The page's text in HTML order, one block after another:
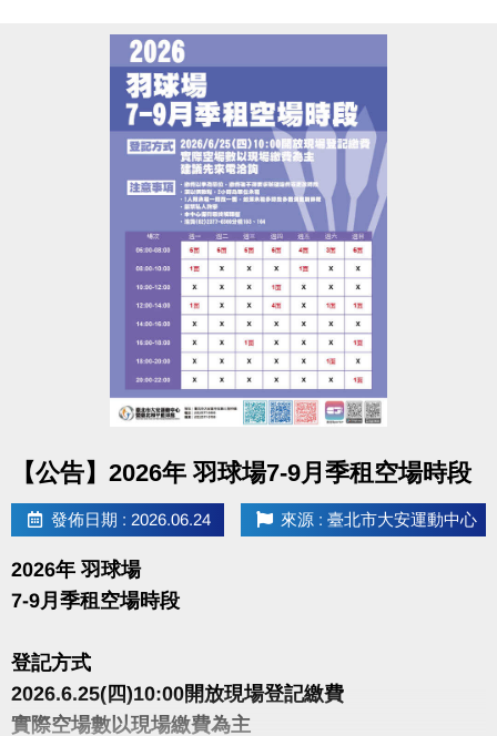
【公告】2026年 羽球場7-9月季租空場時段
發佈日期 : 2026.06.24 來源 : 臺北市大安運動中心
2026年 羽球場
7-9月季租空場時段
登記方式
2026.6.25(四)10:00開放現場登記繳費
實際空場數以現場繳費為主